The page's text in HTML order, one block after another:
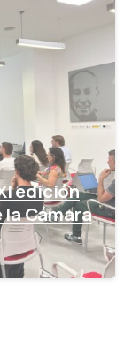
edición
Cámara